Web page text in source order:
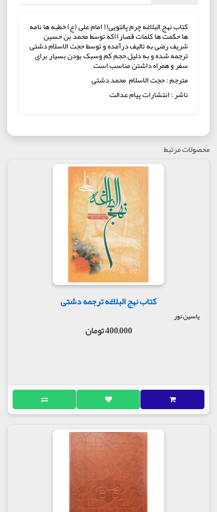
کتاب نهج البلاغه چرم پالتویی(( امام علی (ع) خطبه ها نامه
ها حکمت ها کلمات قصار))که توسط محمد بن حسین
شریف رضی به تالیف درآمده و توسط حجت الاسلام دشتی
ترجمه شده و به دلیل حجم کم وسبک بودن بسیار برای
سفر و همراه داشتن مناسب است
مترجم : حجت الاسلام محمد دشتی
ناشر : انتشارات پیام عدالت
محصولات مرتبط
کتاب نهج البلاغه ترجمه دشتی
یاسین نور
400,000 تومان